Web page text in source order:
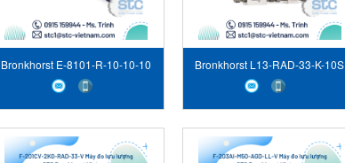
Bronkhorst E-8101-R-10-10-10
Bộ điều khiển
Bronkhorst L13-RAD-33-K-10S
Máy đo lưu lượng